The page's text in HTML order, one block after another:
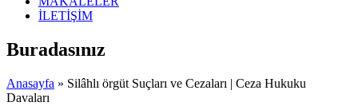
İLETİŞİM
Buradasınız
Anasayfa » Silâhlı örgüt Suçları ve Cezaları | Ceza Hukuku
Davaları